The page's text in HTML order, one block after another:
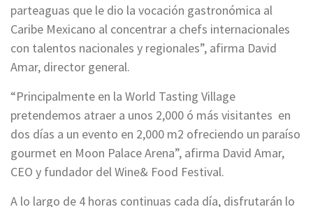
parteaguas que le dio la vocación gastronómica al
Caribe Mexicano al concentrar a chefs internacionales
con talentos nacionales y regionales”, afirma David
Amar, director general.
“Principalmente en la World Tasting Village
pretendemos atraer a unos 2,000 ó más visitantes en
dos días a un evento en 2,000 m2 ofreciendo un paraíso
gourmet en Moon Palace Arena”, afirma David Amar,
CEO y fundador del Wine& Food Festival.
A lo largo de 4 horas continuas cada día, disfrutarán lo